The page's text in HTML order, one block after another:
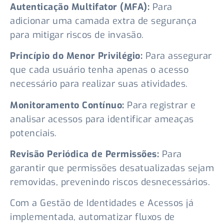
Autenticação Multifator (MFA): Para
adicionar uma camada extra de segurança
para mitigar riscos de invasão.
Princípio do Menor Privilégio: Para assegurar
que cada usuário tenha apenas o acesso
necessário para realizar suas atividades.
Monitoramento Contínuo: Para registrar e
analisar acessos para identificar ameaças
potenciais.
Revisão Periódica de Permissões: Para
garantir que permissões desatualizadas sejam
removidas, prevenindo riscos desnecessários.
Com a Gestão de Identidades e Acessos já
implementada, automatizar fluxos de